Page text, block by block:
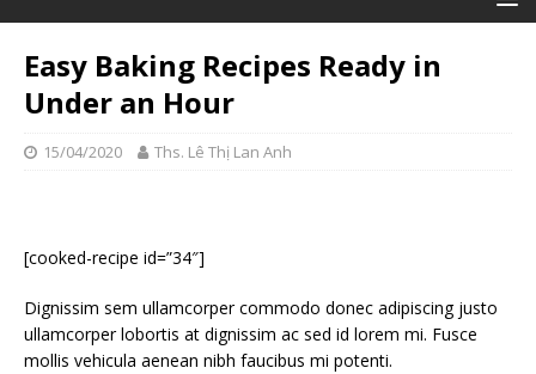
Easy Baking Recipes Ready in
Under an Hour
15/04/2020 Ths. Lê Thị Lan Anh
[cooked-recipe id=”34″]
Dignissim sem ullamcorper commodo donec adipiscing justo
ullamcorper lobortis at dignissim ac sed id lorem mi. Fusce
mollis vehicula aenean nibh faucibus mi potenti.